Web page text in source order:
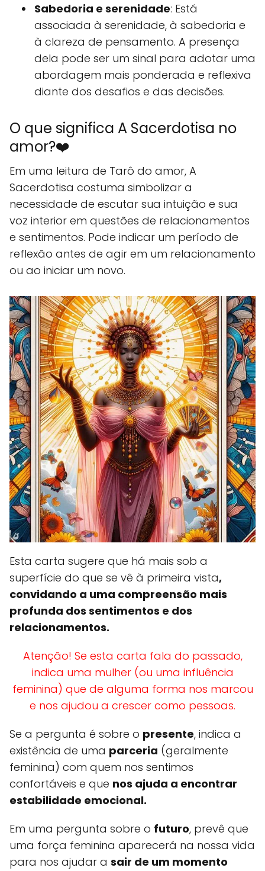
Sabedoria e serenidade: Está
associada à serenidade, à sabedoria e
à clareza de pensamento. A presença
dela pode ser um sinal para adotar uma
abordagem mais ponderada e reflexiva
diante dos desafios e das decisões.
O que significa A Sacerdotisa no
amor?❤️
Em uma leitura de Tarô do amor, A
Sacerdotisa costuma simbolizar a
necessidade de escutar sua intuição e sua
voz interior em questões de relacionamentos
e sentimentos. Pode indicar um período de
reflexão antes de agir em um relacionamento
ou ao iniciar um novo.
Esta carta sugere que há mais sob a
superfície do que se vê à primeira vista,
convidando a uma compreensão mais
profunda dos sentimentos e dos
relacionamentos.
Atenção! Se esta carta fala do passado,
indica uma mulher (ou uma influência
feminina) que de alguma forma nos marcou
e nos ajudou a crescer como pessoas.
Se a pergunta é sobre o presente, indica a
existência de uma parceria (geralmente
feminina) com quem nos sentimos
confortáveis e que nos ajuda a encontrar
estabilidade emocional.
Em uma pergunta sobre o futuro, prevê que
uma força feminina aparecerá na nossa vida
para nos ajudar a sair de um momento